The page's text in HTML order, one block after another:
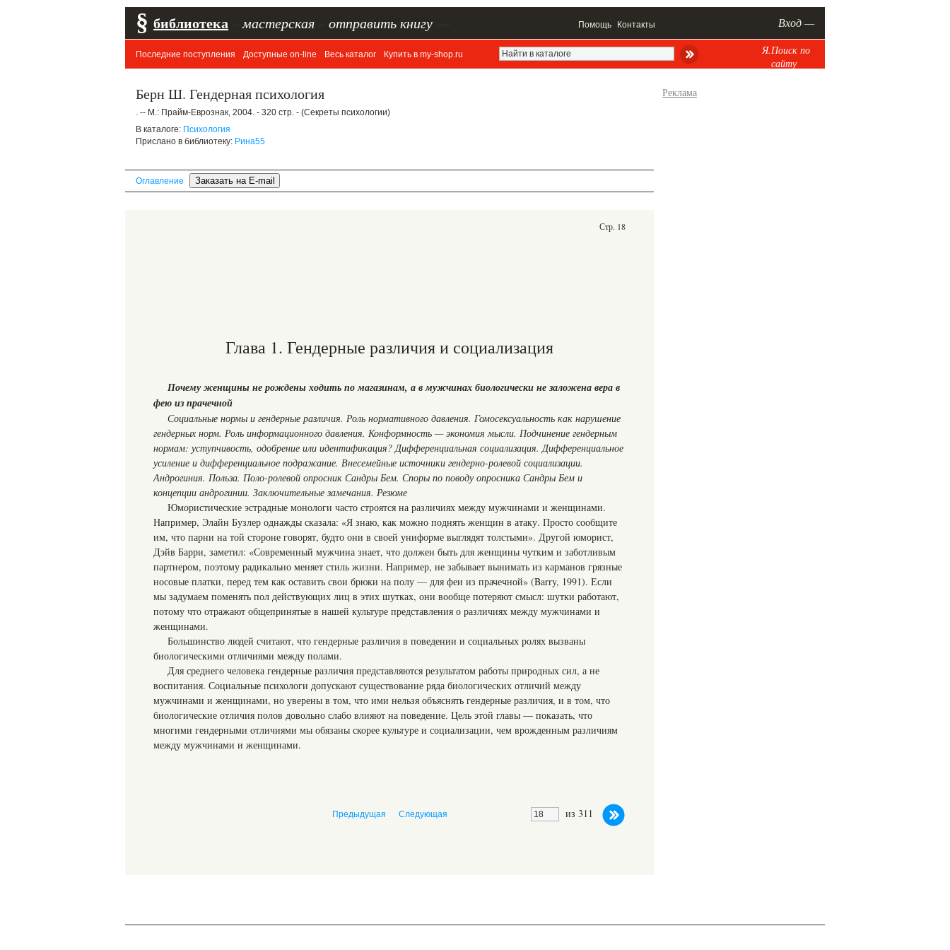
§ библиотека мастерская отправить книгу Помощь Контакты Вход —
Последние поступления Доступные on-line Весь каталог Купить в my-shop.ru
Я.Поиск по
сайту
Берн Ш. Гендерная психология
. -- М.: Прайм-Еврознак, 2004. - 320 стр. - (Секреты психологии)
В каталоге: Психология
Прислано в библиотеку: Рина55
Оглавление
Стр. 18
Глава 1. Гендерные различия и социализация
Почему женщины не рождены ходить по магазинам, а в мужчинах биологически не заложена вера в
фею из прачечной
Социальные нормы и гендерные различия. Роль нормативного давления. Гомосексуальность как нарушение
гендерных норм. Роль информационного давления. Конформность — экономия мысли. Подчинение гендерным
нормам: уступчивость, одобрение или идентификация? Дифференциальная социализация. Дифференциальное
усиление и дифференциальное подражание. Внесемейные источники гендерно-ролевой социализации.
Андрогиния. Польза. Поло-ролевой опросник Сандры Бем. Споры по поводу опросника Сандры Бем и
концепции андрогинии. Заключительные замечания. Резюме
Юмористические эстрадные монологи часто строятся на различиях между мужчинами и женщинами.
Например, Элайн Бузлер однажды сказала: «Я знаю, как можно поднять женщин в атаку. Просто сообщите
им, что парни на той стороне говорят, будто они в своей униформе выглядят толстыми». Другой юморист,
Дэйв Барри, заметил: «Современный мужчина знает, что должен быть для женщины чутким и заботливым
партнером, поэтому радикально меняет стиль жизни. Например, не забывает вынимать из карманов грязные
носовые платки, перед тем как оставить свои брюки на полу — для феи из прачечной» (Barry, 1991). Если
мы задумаем поменять пол действующих лиц в этих шутках, они вообще потеряют смысл: шутки работают,
потому что отражают общепринятые в нашей культуре представления о различиях между мужчинами и
женщинами.
Большинство людей считают, что гендерные различия в поведении и социальных ролях вызваны
биологическими отличиями между полами.
Для среднего человека гендерные различия представляются результатом работы природных сил, а не
воспитания. Социальные психологи допускают существование ряда биологических отличий между
мужчинами и женщинами, но уверены в том, что ими нельзя объяснять гендерные различия, и в том, что
биологические отличия полов довольно слабо влияют на поведение. Цель этой главы — показать, что
многими гендерными отличиями мы обязаны скорее культуре и социализации, чем врожденным различиям
между мужчинами и женщинами.
из 311
Предыдущая Следующая
Реклама